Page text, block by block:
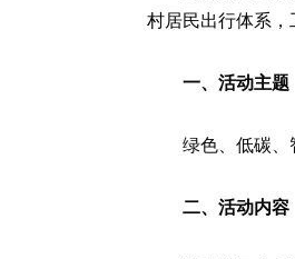
村居民出行体系，
一、活动主题
绿色、低碳
二、活动内容